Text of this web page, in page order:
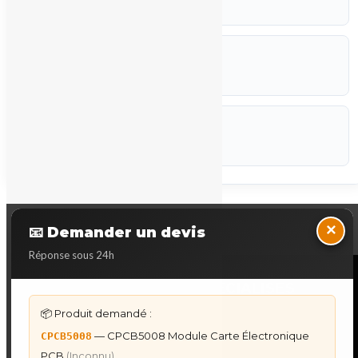
📧 Demander un devis
Réponse sous 24h
×
📦 Produit demandé :
CPCB5008 — CPCB5008 Module Carte Électronique
Back to Top
DÉPANNAGE AUTOMATES